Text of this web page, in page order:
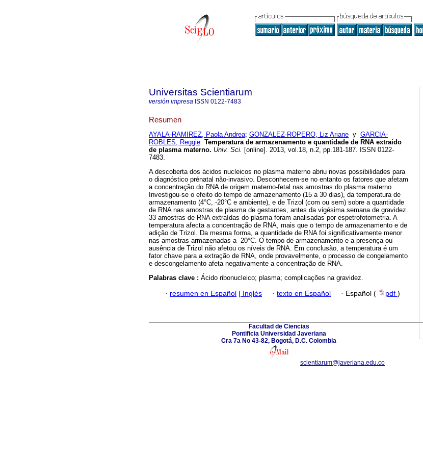
Universitas Scientiarum
versión impresa ISSN 0122-7483
Resumen
AYALA-RAMIREZ, Paola Andrea; GONZALEZ-ROPERO, Liz Ariane y GARCIA-
ROBLES, Reggie. Temperatura de armazenamento e quantidade de RNA extraído
de plasma materno. Univ. Sci. [online]. 2013, vol.18, n.2, pp.181-187. ISSN 0122-
7483.
A descoberta dos ácidos nucleicos no plasma materno abriu novas possibilidades para
o diagnóstico prénatal não-invasivo. Desconhecem-se no entanto os fatores que afetam
a concentração do RNA de origem materno-fetal nas amostras do plasma materno.
Investigou-se o efeito do tempo de armazenamento (15 a 30 dias), da temperatura de
armazenamento (4°C, -20°C e ambiente), e de Trizol (com ou sem) sobre a quantidade
de RNA nas amostras de plasma de gestantes, antes da vigésima semana de gravidez.
33 amostras de RNA extraídas do plasma foram analisadas por espetrofotometria. A
temperatura afecta a concentração de RNA, mais que o tempo de armazenamento e de
adição de Trizol. Da mesma forma, a quantidade de RNA foi significativamente menor
nas amostras armazenadas a -20°C. O tempo de armazenamento e a presença ou
ausência de Trizol não afetou os níveis de RNA. Em conclusão, a temperatura é um
fator chave para a extração de RNA, onde provavelmente, o processo de congelamento
e descongelamento afeta negativamente a concentração de RNA.
Palabras clave : Ácido ribonucleico; plasma; complicações na gravidez.
· resumen en Español | Inglés · texto en Español · Español ( pdf )
Facultad de Ciencias
Pontificia Universidad Javeriana
Cra 7a No 43-82, Bogotá, D.C. Colombia
scientiarum@javeriana.edu.co